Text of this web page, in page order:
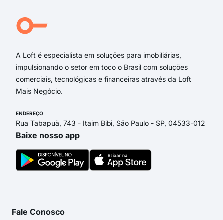
SMPW Quadra 12
Terceira Avenida Bloco 1895
A Loft é especialista em soluções para imobiliárias,
impulsionando o setor em todo o Brasil com soluções
comerciais, tecnológicas e financeiras através da Loft
Mais Negócio.
ENDEREÇO
Rua Tabapuã, 743 - Itaim Bibi, São Paulo - SP, 04533-012
Baixe nosso app
Fale Conosco